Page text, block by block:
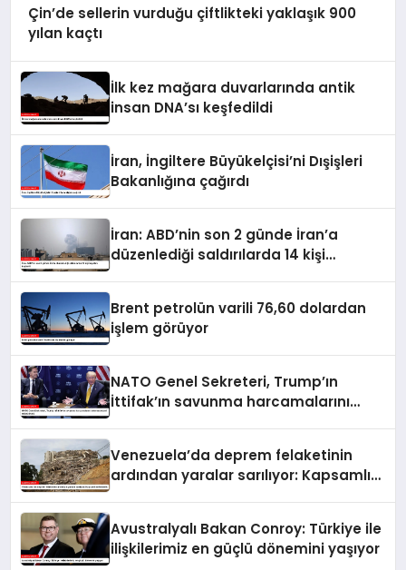
Çin’de sellerin vurduğu çiftlikteki yaklaşık 900
yılan kaçtı
İlk kez mağara duvarlarında antik
insan DNA’sı keşfedildi
İran, İngiltere Büyükelçisi’ni Dışişleri
Bakanlığına çağırdı
İran: ABD’nin son 2 günde İran’a
düzenlediği saldırılarda 14 kişi
Brent petrolün varili 76,60 dolardan
işlem görüyor
NATO Genel Sekreteri, Trump’ın
İttifak’ın savunma harcamalarını
Venezuela’da deprem felaketinin
ardından yaralar sarılıyor: Kapsamlı
Avustralyalı Bakan Conroy: Türkiye ile
ilişkilerimiz en güçlü dönemini yaşıyor